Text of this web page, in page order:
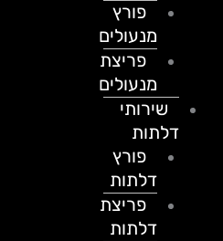
פורץ
מנעולים
פריצת
מנעולים
שירותי
דלתות
פורץ
דלתות
פריצת
דלתות